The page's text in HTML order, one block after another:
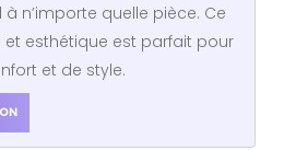
n’importe quelle pièce. Ce
esthétique est parfait pour
et de style.